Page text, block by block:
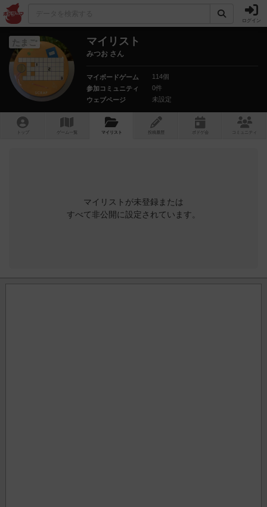
ログイン
たまご マイリスト
みつお さん
マイボードゲーム
114個
参加コミュニティ
0件
ウェブページ
未設定
トップ ゲーム一覧 マイリスト 投稿履歴 ボ ドゲ コミュニティ
マイリストが未登録または
すべて非公開に設定されています。